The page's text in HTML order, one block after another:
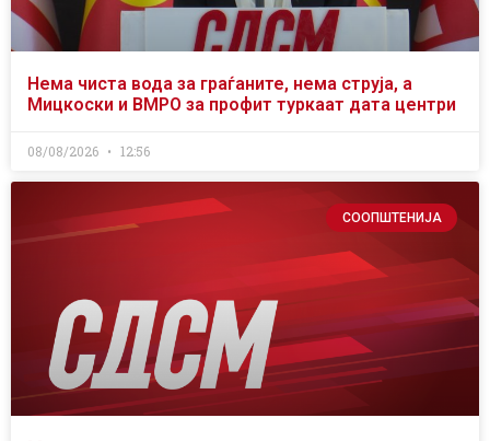
Нема чиста вода за граѓаните, нема струја, а
Мицкоски и ВМРО за профит туркаат дата центри
08/08/2026 12:56
СООПШТЕНИЈА